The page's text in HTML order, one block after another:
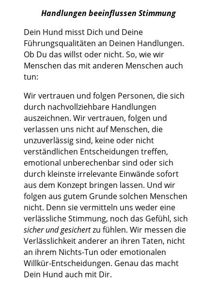
Handlungen beeinflussen Stimmung
Dein Hund misst Dich und Deine
Führungsqualitäten an Deinen Handlungen.
Ob Du das willst oder nicht. So, wie wir
Menschen das mit anderen Menschen auch
tun:
Wir vertrauen und folgen Personen, die sich
durch nachvollziehbare Handlungen
auszeichnen. Wir vertrauen, folgen und
verlassen uns nicht auf Menschen, die
unzuverlässig sind, keine oder nicht
verständlichen Entscheidungen treffen,
emotional unberechenbar sind oder sich
durch kleinste irrelevante Einwände sofort
aus dem Konzept bringen lassen. Und wir
folgen aus gutem Grunde solchen Menschen
nicht. Denn sie vermitteln uns weder eine
verlässliche Stimmung, noch das Gefühl, sich
sicher und gesichertzu fühlen. Wir messen die
Verlässlichkeit anderer an ihren Taten, nicht
an ihrem Nichts-Tun oder emotionalen
Willkür-Entscheidungen. Genau das macht
Dein Hund auch mit Dir.